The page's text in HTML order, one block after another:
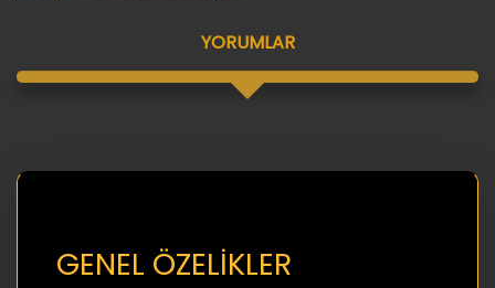
YORUMLAR
GENEL ÖZELİKLER